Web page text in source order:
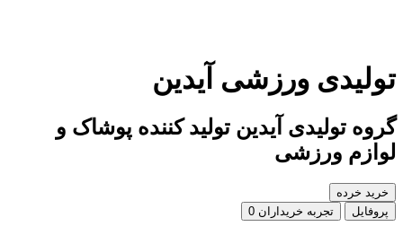
تولیدی ورزشی آیدین
گروه تولیدی آیدین تولید کننده پوشاک و
لوازم ورزشی
خرید خرده
پروفایل
تجربه خریداران 0